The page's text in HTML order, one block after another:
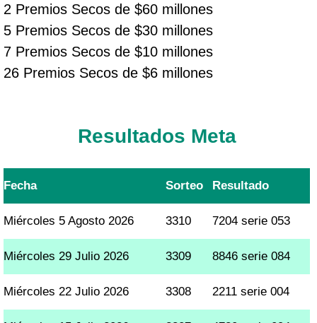
2 Premios Secos de $60 millones
5 Premios Secos de $30 millones
7 Premios Secos de $10 millones
26 Premios Secos de $6 millones
Resultados Meta
Fecha Sorteo Resultado
Miércoles 5 Agosto 2026 3310 7204 serie 053
Miércoles 29 Julio 2026 3309 8846 serie 084
Miércoles 22 Julio 2026 3308 2211 serie 004